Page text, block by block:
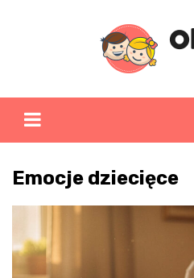
Emocje dziecięce